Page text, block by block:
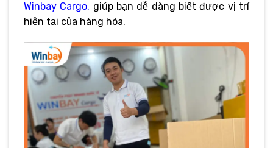
Winbay Cargo, giúp bạn dễ dàng biết được vị trí
hiện tại của hàng hóa.